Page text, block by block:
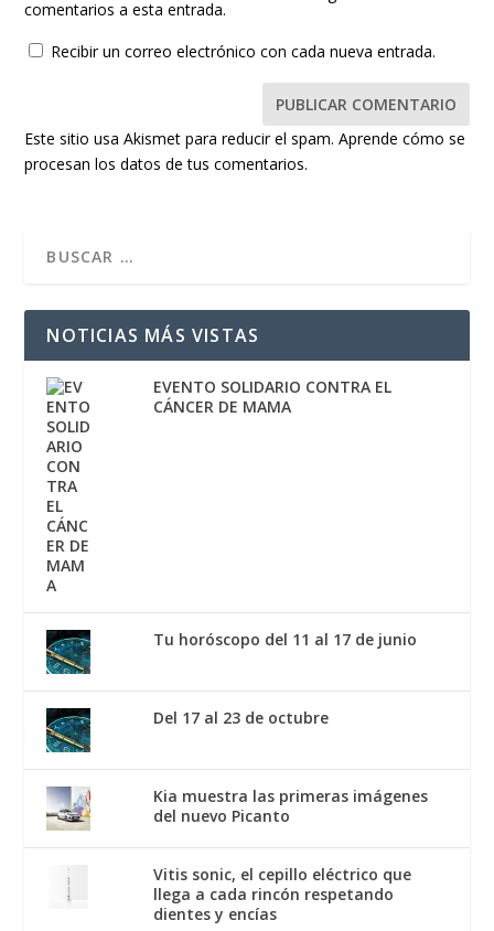
comentarios a esta entrada.
Recibir un correo electrónico con cada nueva entrada.
Este sitio usa Akismet para reducir el spam.Aprende cómo se
procesan los datos de tus comentarios.
NOTICIAS MÁS VISTAS
EVENTO SOLIDARIO CONTRA EL
CÁNCER DE MAMA
Tu horóscopo del 11 al 17 de junio
Del 17 al 23 de octubre
Kia muestra las primeras imágenes
del nuevo Picanto
Vitis sonic, el cepillo eléctrico que
llega a cada rincón respetando
dientes y encías